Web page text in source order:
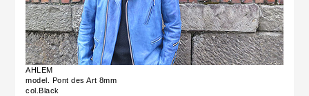
AHLEM
model. Pont des Art 8mm
col.Black